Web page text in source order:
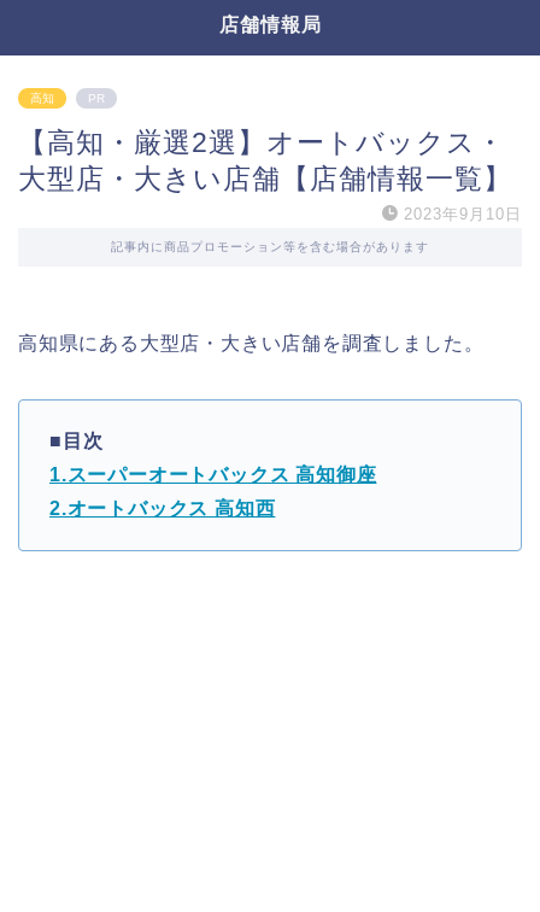
店舗情報局
高知 PR
【高知・厳選2選】オートバックス・
大型店・大きい店舗【店舗情報一覧】
2023年9月10日
記事内に商品プロモーション等を含む場合があります
高知県にある大型店・大きい店舗を調査しました。
■目次
1.スーパーオートバックス 高知御座
2.オートバックス 高知西